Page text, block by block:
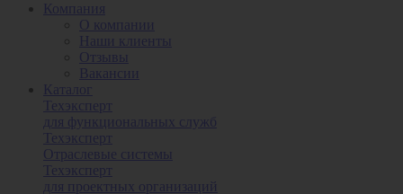
Компания
О компании
Наши клиенты
Отзывы
Вакансии
Каталог
Техэксперт
для функциональных служб
Техэксперт
Отраслевые системы
Техэксперт
для проектных организаций